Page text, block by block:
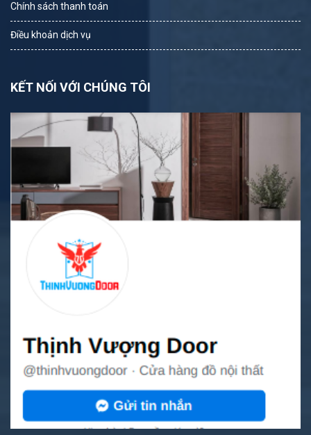
Chính sách thanh toán
Điều khoản dịch vụ
KẾT NỐI VỚI CHÚNG TÔI